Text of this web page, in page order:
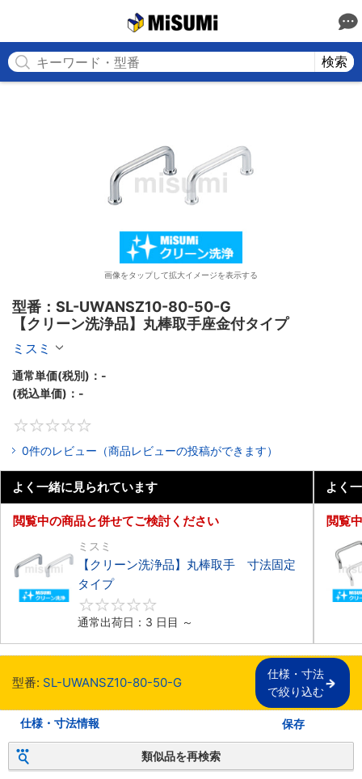
検索
画像をタップして拡大イメージを表示する
型番：SL-UWANSZ10-80-50-G
【クリーン洗浄品】丸棒取手座金付タイプ
ミスミ
通常単価(税別)： -
(税込単価)： -
0件のレビュー（商品レビューの投稿ができます）
よく一緒に見られています
閲覧中の商品と併せてご検討ください
ミスミ
【クリーン洗浄品】丸棒取手 寸法固定
タイプ
通常出荷日：3 日目 ～
よく
閲覧
型番: SL-UWANSZ10-80-50-G
仕様・寸法
で絞り込む
仕様・寸法情報 保存
類似品を再検索